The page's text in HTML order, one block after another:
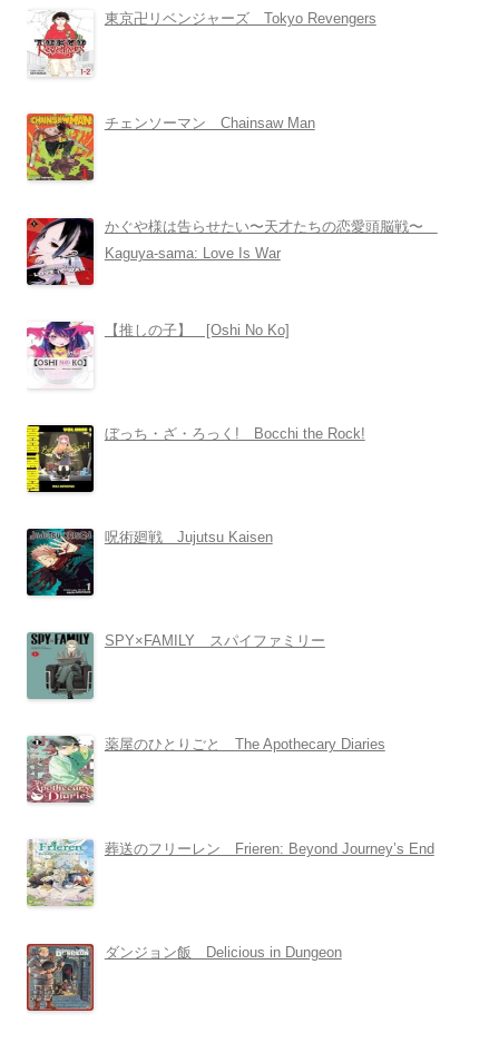
東京卍リベンジャーズ Tokyo Revengers
チェンソーマン Chainsaw Man
かぐや様は告らせたい〜天才たちの恋愛頭脳戦〜
Kaguya-sama: Love Is War
【推しの子】 [Oshi No Ko]
ぼっち・ざ・ろっく! Bocchi the Rock!
呪術廻戦 Jujutsu Kaisen
SPY×FAMILY スパイファミリー
薬屋のひとりごと The Apothecary Diaries
葬送のフリーレン Frieren: Beyond Journey’s End
ダンジョン飯 Delicious in Dungeon